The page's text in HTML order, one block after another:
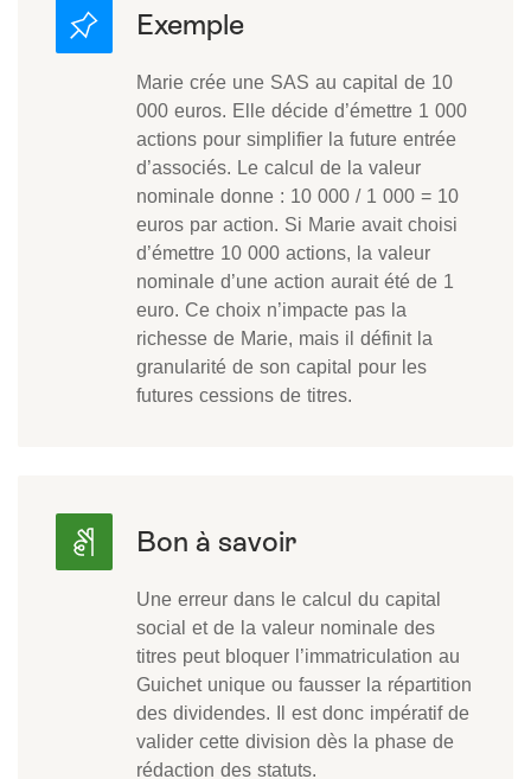
Marie crée une SAS au capital de 10
000 euros. Elle décide d’émettre 1 000
actions pour simplifier la future entrée
d’associés. Le calcul de la valeur
nominale donne : 10 000 / 1 000 = 10
euros par action. Si Marie avait choisi
d’émettre 10 000 actions, la valeur
nominale d’une action aurait été de 1
euro. Ce choix n’impacte pas la
richesse de Marie, mais il définit la
granularité de son capital pour les
futures cessions de titres.
Une erreur dans le calcul du capital
social et de la valeur nominale des
titres peut bloquer l’immatriculation au
Guichet unique ou fausser la répartition
des dividendes. Il est donc impératif de
valider cette division dès la phase de
rédaction des statuts.